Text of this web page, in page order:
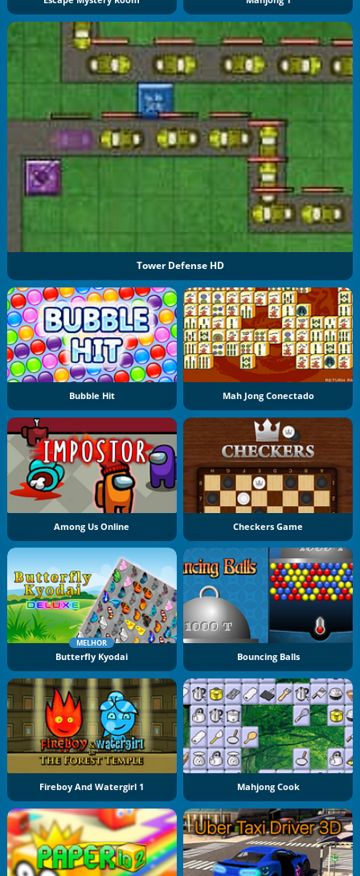
Tower Defense HD
Bubble Hit Mah Jong Conectado
Among Us Online Checkers Game
MELHOR
Butterfly Kyodai Bouncing Balls
Fireboy And Watergirl 1 Mahjong Cook